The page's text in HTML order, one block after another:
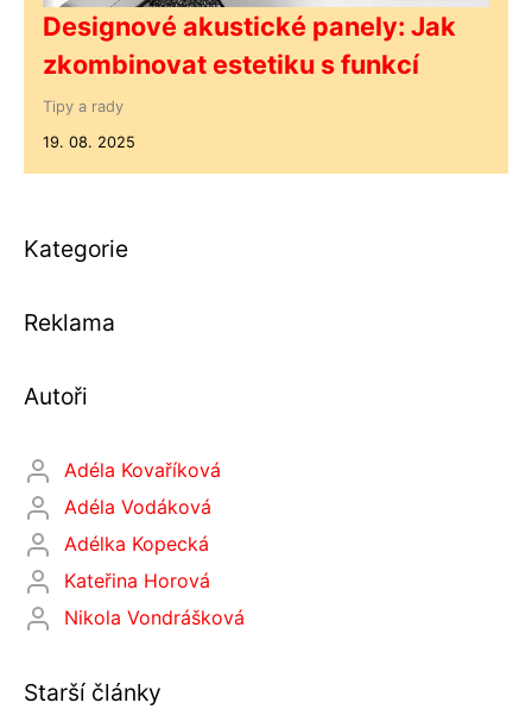
Designové akustické panely: Jak
zkombinovat estetiku s funkcí
Tipy a rady
19. 08. 2025
Kategorie
Reklama
Autoři
Adéla Kovaříková
Adéla Vodáková
Adélka Kopecká
Kateřina Horová
Nikola Vondrášková
Starší články